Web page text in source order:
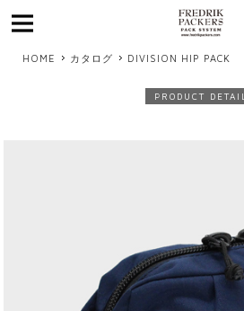
HOME カタログ DIVISION HIP PACK
PRODUCT DETAIL